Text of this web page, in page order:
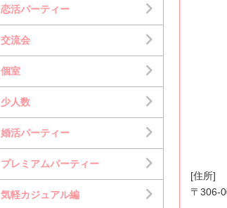
恋活パーティー
交流会
個室
少人数
婚活パーティー
プレミアムパーティー
気軽カジュアル編
[住所]
〒306-